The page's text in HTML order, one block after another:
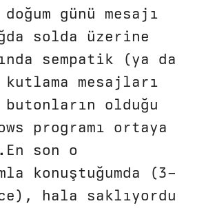
günü mesajı
solda üzerine
sempatik (ya da
kutlama mesajları
butonların olduğu
programı ortaya
son o
konuştuğumda (3–
hala saklıyordu